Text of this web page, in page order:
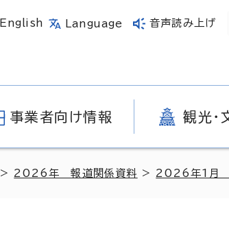
English Language 音声読み上げ
事業者向け情報 観光・
> 2026年 報道関係資料 > 2026年1月